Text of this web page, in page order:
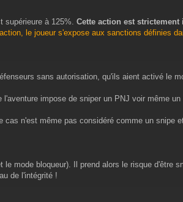
supérieure à 125%. Cette action est strictement
le joueur s'expose aux sanctions définies
sans autorisation, qu'ils aient activé le
impose de sniper un PNJ voir même
n'est même pas considéré comme un snipe
mode bloqueur). Il prend alors le risque d'être
de l'intégrité !